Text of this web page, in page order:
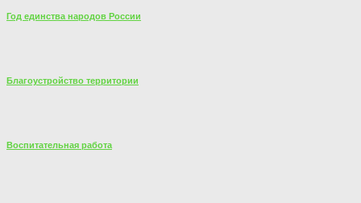
Год единства народов России
Благоустройство территории
Воспитательная работа